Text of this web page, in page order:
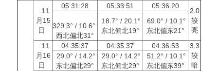
11
月15
日
05:31:28 05:33:51 05:36:20
2.0
较
亮
329.3° / 10.6°
西北偏北31°
18.7° / 20.1°
东北偏北19°
69.0° / 10.1°
东北偏东21°
11
月16
日
04:35:37 04:35:37 04:36:53
3.3
较
暗
29.0° / 14.2°
东北偏北29°
29.0° / 14.2°
东北偏北29°
51.2° / 10.1°
东北偏东39°